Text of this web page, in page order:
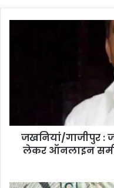
जखनियां/गाजीपुर :
लेकर ऑनलाइन